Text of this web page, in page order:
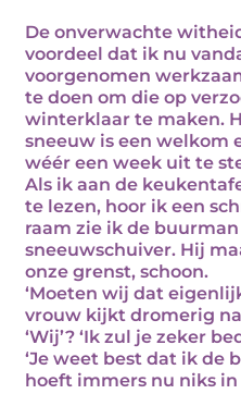
De onverwachte
voordeel dat ik nu
voorgenomen
te doen om die op
winterklaar te maken.
sneeuw is een welkom
wéér een week uit te
Als ik aan de
te lezen, hoor ik een
raam zie ik de
sneeuwschuiver. Hij
onze grenst, schoon.
‘Moeten wij dat
vrouw kijkt dromerig
‘Wij’? ‘Ik zul je zeker
‘Je weet best dat ik de
hoeft immers nu niks